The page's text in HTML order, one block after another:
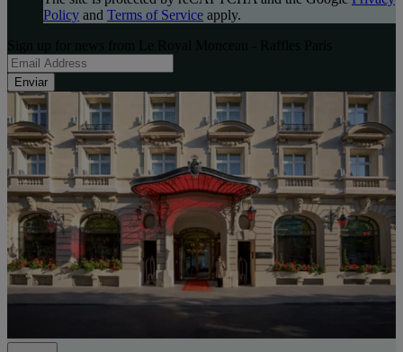
Policy and Terms of Service apply.
Enviar